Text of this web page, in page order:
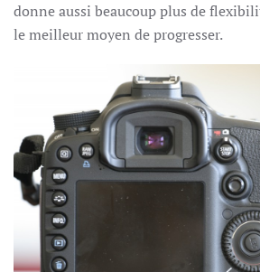
donne aussi beaucoup plus de
le meilleur moyen de progresser.